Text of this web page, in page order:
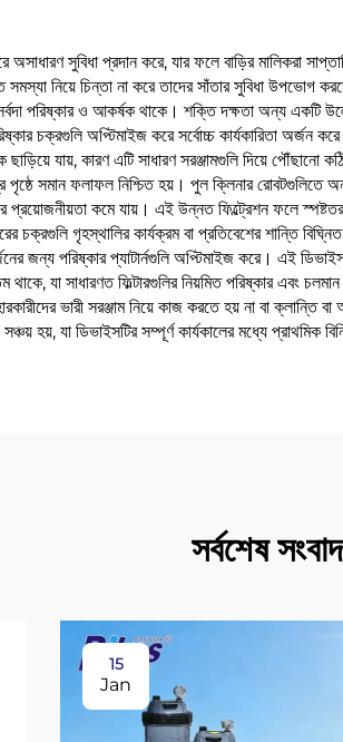
সুবিধা প্রদান করে, যার ফলে বাড়ির মালিকরা
নিয়ে চিন্তা না করে তাদের সাঁতার সুবিধা উপভোগ
পরিষ্কার ও আকর্ষক থাকে। শক্তি দক্ষতা অন্য
চক্রগুলি অপ্টিমাইজ করে সর্বোচ্চ কার্যকারিতা অর্জন
যায়, কারণ এটি সাধারণ সরঞ্জামগুলি দিয়ে
সমান ফলাফল নিশ্চিত হয়। পুল ক্লিনার রোবটগুলিতে
কমে যায়। এই উন্নত ফিল্ট্রেশন ফলে
গৃহস্থালির কার্যক্রম বা প্রতিবেশের শান্তি
জন্য পরিষ্কার প্যাটার্নগুলি অপ্টিমাইজ করে। এই
যা সাধারণত ফিল্টারগুলির নিয়মিত পরিষ্কার এবং
ভারী সরঞ্জাম নিয়ে কাজ করতে হয় না বা
হয়, যা ডিভাইসটির সম্পূর্ণ কার্যকালের মধ্যে
সর্বশেষ সংবাদ
15
Jan